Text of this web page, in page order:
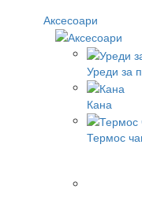
Аксесоари
Уреди за
Кана
Термос